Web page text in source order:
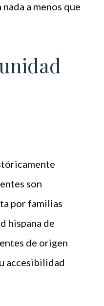
a menos que
son
por familias
hispana de
de origen
accesibilidad